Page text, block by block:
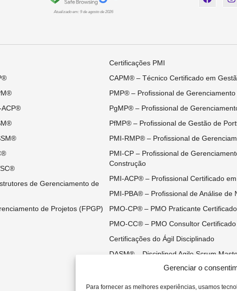
Gerenciar o
Para fornecer as melhores experiências, usamos
Atualizado em: 9 de agosto de 2026
ACP®
de Gerenciamento de
de Projetos (FPGP)
Certificações PMI
CAPM® – Técnico Certificado em
PMP® – Profissional de
PgMP® – Profissional de
PfMP® – Profissional de Gestão de
PMI-RMP® – Profissional de
PMI-CP – Profissional de
Construção
PMI-ACP® – Profissional Certificado
PMI-PBA® – Profissional de Análise de
PMO-CP® – PMO Praticante Certificado
PMO-CC® – PMO Consultor Certificado
Certificações do Ágil Disciplinado
DASM® – Disciplined Agile Scrum
DASSM® – Disciplined Agile Senior
DAC® – Disciplined Agile Coach